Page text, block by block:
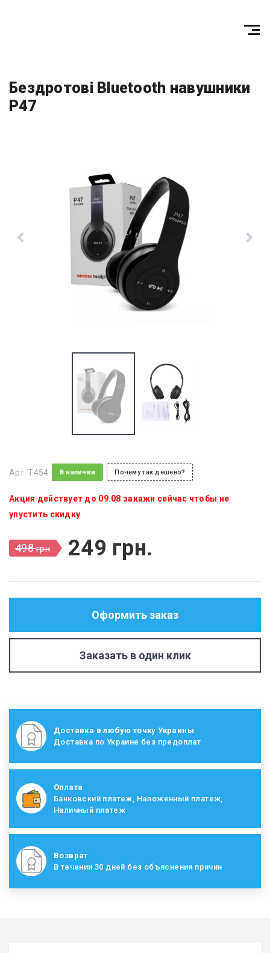
Бездротові Bluetooth навушники
P47
Арт:T454 В наличии Почему так дешево?
Акция действует до 09.08 закажи сейчас чтобы не
упустить скидку
498грн 249 грн.
Оформить заказ
Заказать в один клик
Доставка в любую точку Украины
Доставка по Украине без предоплат
Оплата
Банковский платеж, Наложенный платеж,
Наличный платеж
Возврат
В течении 30 дней без объяснения причин